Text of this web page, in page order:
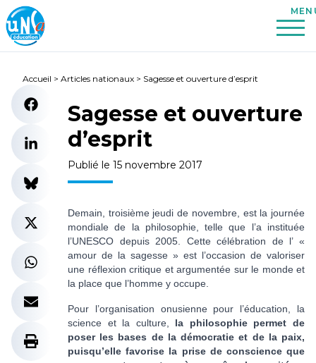
Accueil > Articles nationaux > Sagesse et ouverture d’esprit
Sagesse et ouverture
d’esprit
Publié le 15 novembre 2017
Demain, troisième jeudi de novembre, est la journée
mondiale de la philosophie, telle que l’a instituée
l’UNESCO depuis 2005. Cette célébration de l’ «
amour de la sagesse » est l’occasion de valoriser
une réflexion critique et argumentée sur le monde et
la place que l’homme y occupe.
Pour l’organisation onusienne pour l’éducation, la
science et la culture, la philosophie permet de
poser les bases de la démocratie et de la paix,
puisqu’elle favorise la prise de conscience que